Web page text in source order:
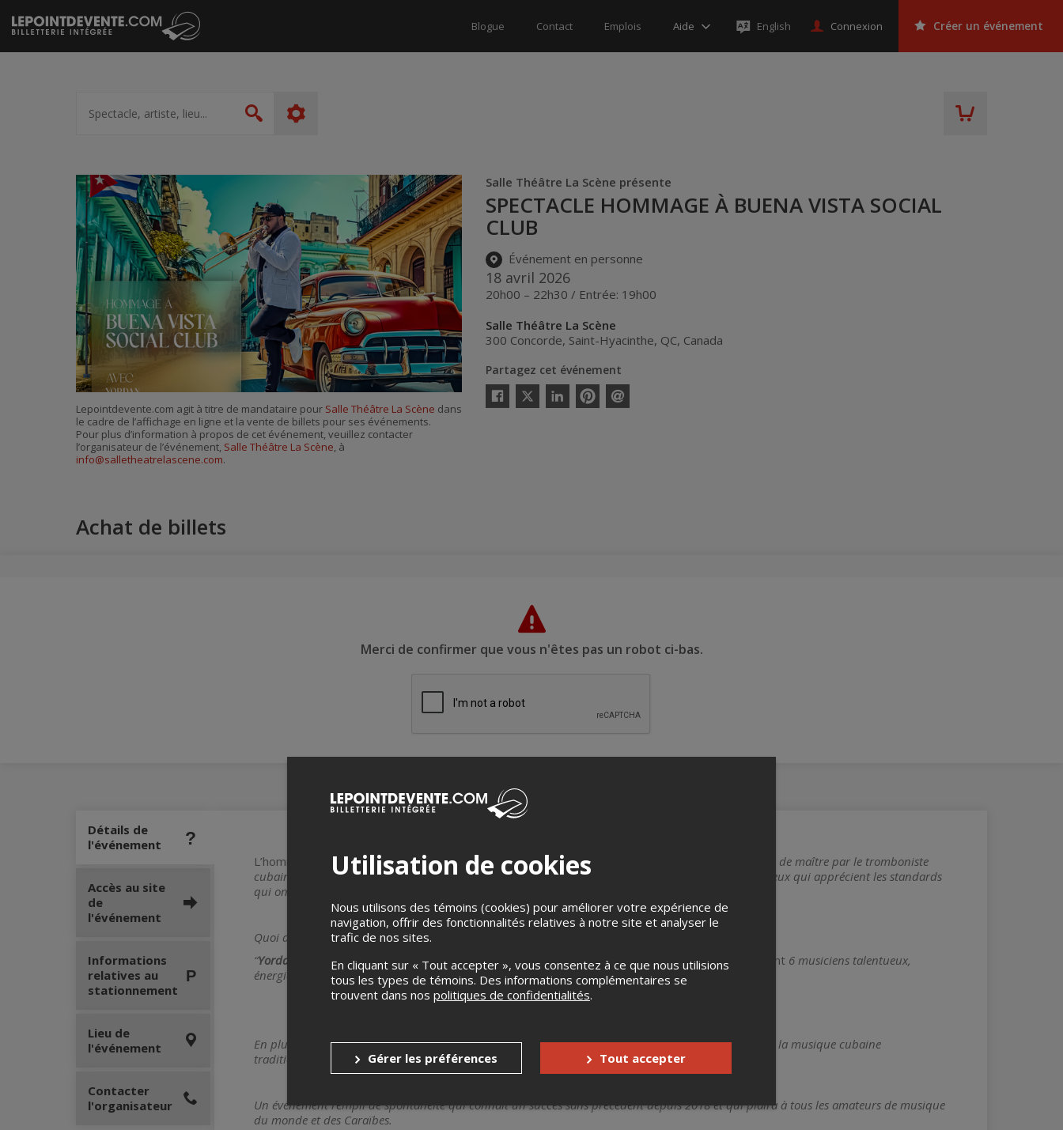
Passer
au
contenu
Blogue Contact Emplois Aide English Connexion Créer un événement
artiste,
lieu...
Rechercher
Salle Théâtre La Scène présente
SPECTACLE HOMMAGE À BUENA VISTA SOCIAL
CLUB
Événement en personne
18 avril 2026
20h00 – 22h30 / Entrée: 19h00
Salle Théâtre La Scène
300 Concorde, Saint-Hyacinthe, QC, Canada
Partagez cet événement
Facebook
Twitter
LinkedinPinterestEnvoyer
Lepointdevente.com agit à titre de mandataire pour Salle Théâtre La Scène dans
le cadre de l’affichage en ligne et la vente de billets pour ses événements.
Pour plus d’information à propos de cet événement, veuillez contacter
l’organisateur de l’événement, Salle Théâtre La Scène, à
info@salletheatrelascene.com.
Achat de billets
Merci de confirmer que vous n'êtes pas un robot ci-bas.
Détails de
l'événement
L’hommage au légendaireBuena Vista Social Club, un spectacle authentique,
dirigé d’une main de maître par le tromboniste
cubain
Yordan Martinez.Vous êtes conviés à soirée divertissante, en toute élégance, un régal pour ceux qui apprécient les standards
qui ont aisément passé la barrière du temps.
Quoi de plus magique que le populaire orchestre cubain de Montréal
“Yordan &The Cuban Martinez Show” pour vous faire vivre une soirée mémorable! Sur scène, ce sont 6 musiciens talentueux,
énergiques et complices, qui vous invitent à un voyage sur leur île de Cuba!
En plus de revisiter les grands succès du BVSC, on vous propose aussi quelques grands classiques de la musique cubaine
traditionnelle et contemporaine!
Un événement rempli de spontanéité qui connait un succès sans précédent depuis 2018 et qui plaira à tous les amateurs de musique
du monde et des Caraïbes.
Accès au site
de
l'événement
Informations
relatives au
stationnement
Lieu de
l'événement
Contacter
l'organisateur
Utilisation de cookies
Nous utilisons des témoins (cookies) pour améliorer votre expérience de
navigation, offrir des fonctionnalités relatives à notre site et analyser le
trafic de nos sites.
En cliquant sur « Tout accepter », vous consentez à ce que nous utilisions
tous les types de témoins. Des informations complémentaires se
trouvent dans nos politiques de confidentialités.
Gérer les préférences Tout accepter